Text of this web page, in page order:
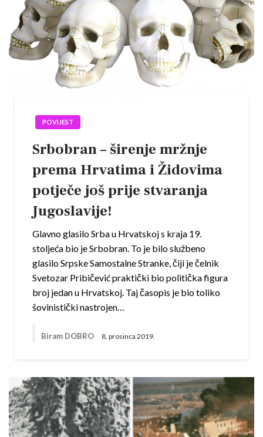
POVIJEST
Srbobran – širenje mržnje
prema Hrvatima i Židovima
potječe još prije stvaranja
Jugoslavije!
Glavno glasilo Srba u Hrvatskoj s kraja 19.
stoljeća bio je Srbobran. To je bilo službeno
glasilo Srpske Samostalne Stranke, čiji je čelnik
Svetozar Pribičević praktički bio politička figura
broj jedan u Hrvatskoj. Taj časopis je bio toliko
šovinistički nastrojen…
Biram DOBRO 8. prosinca 2019.